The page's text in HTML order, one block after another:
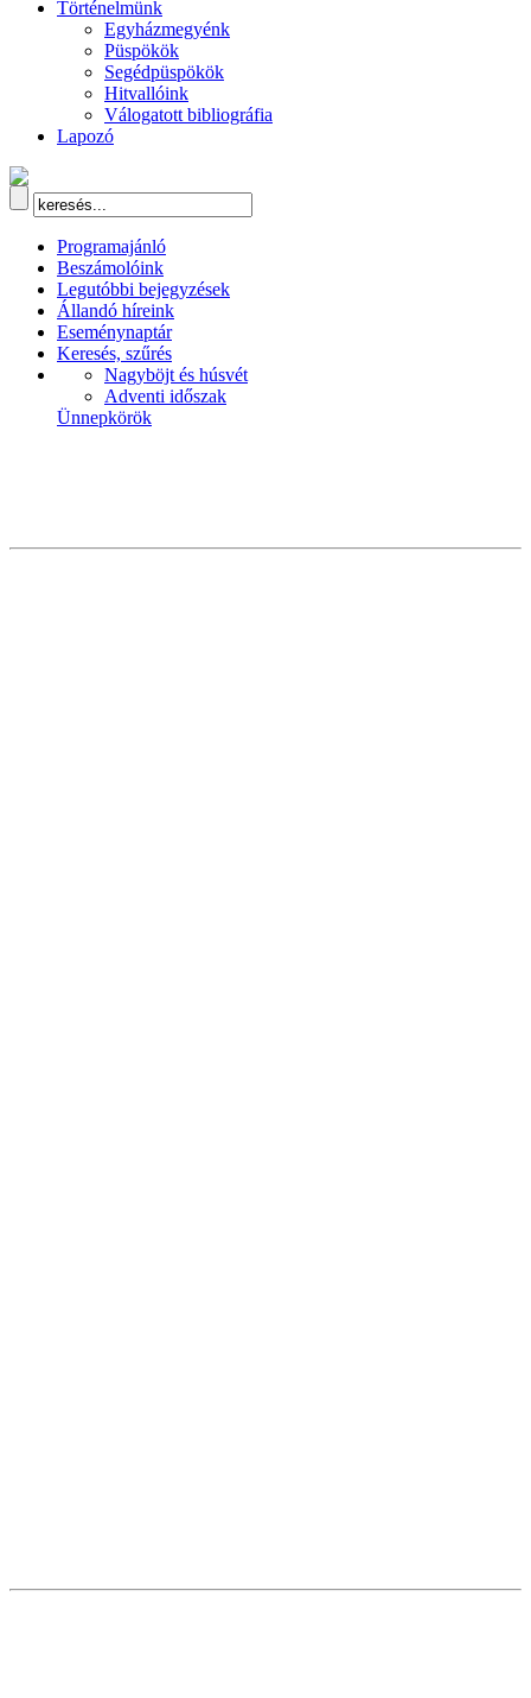
Történelmünk
Egyházmegyénk
Püspökök
Segédpüspökök
Hitvallóink
Válogatott bibliográfia
Lapozó
Programajánló
Beszámolóink
Legutóbbi bejegyzések
Állandó híreink
Eseménynaptár
Keresés, szűrés
Nagyböjt és húsvét
Adventi időszak
Ünnepkörök